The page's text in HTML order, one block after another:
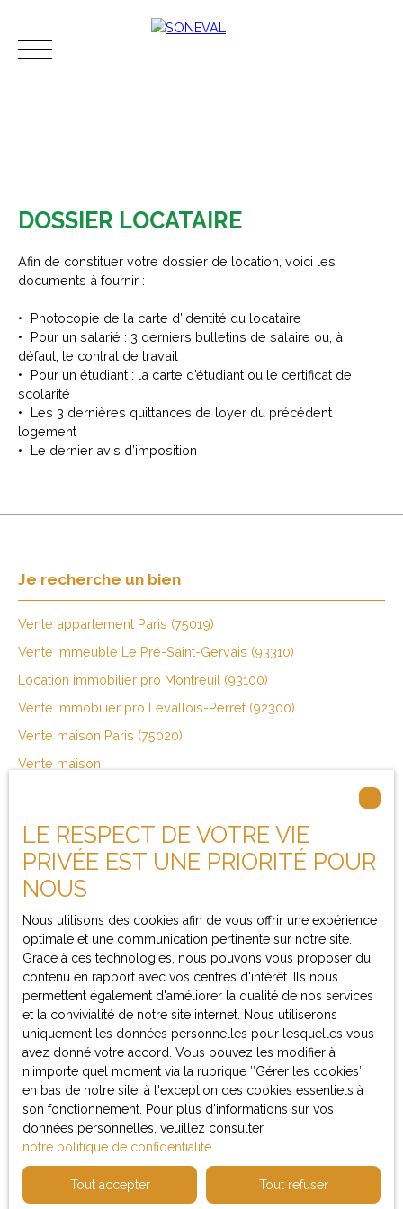
Acheter Vendre Louer Immobilier
Espace perso Contact
DOSSIER LOCATAIRE
Afin de constituer votre dossier de location, voici les
documents à fournir :
Photocopie de la carte d’identité du locataire
Pour un salarié : 3 derniers bulletins de salaire ou, à
défaut, le contrat de travail
Pour un étudiant : la carte d’étudiant ou le certificat de
scolarité
Les 3 dernières quittances de loyer du précédent
logement
Le dernier avis d’imposition
Je recherche un bien
Vente appartement Paris (75019)
Vente immeuble Le Pré-Saint-Gervais (93310)
Location immobilier pro Montreuil (93100)
Vente immobilier pro Levallois-Perret (92300)
Vente maison Paris (75020)
Vente maison
Je suis propriétaire
Estimez votre bien
Espace vendeur
Vendre avec nous
Informations
Nos honoraires
Mentions légales
Politique de confidentialité
Plan du site
Gérer les cookies
Propulsé par
LE RESPECT DE VOTRE VIE
PRIVÉE EST UNE PRIORITÉ POUR
NOUS
Nous utilisons des cookies afin de vous offrir une expérience
optimale et une communication pertinente sur notre site.
Grace à ces technologies, nous pouvons vous proposer du
contenu en rapport avec vos centres d'intérêt. Ils nous
permettent également d'améliorer la qualité de nos services
et la convivialité de notre site internet. Nous utiliserons
uniquement les données personnelles pour lesquelles vous
avez donné votre accord. Vous pouvez les modifier à
n'importe quel moment via la rubrique ″Gérer les cookies″
en bas de notre site, à l'exception des cookies essentiels à
son fonctionnement. Pour plus d'informations sur vos
données personnelles, veuillez consulter
notre politique de confidentialité
Tout accepter Tout refuser